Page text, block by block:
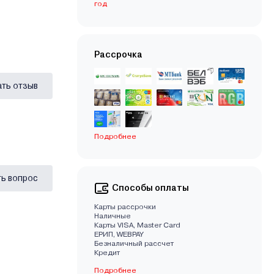
отзыв
вопрос
год
Рассрочка
Подробнее
Способы оплаты
Карты рассрочки
Наличные
Карты VISA, Master Card
EРИП, WEBPAY
Безналичный рассчет
Кредит
Подробнее